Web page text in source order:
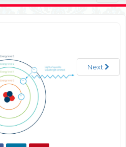
o
n
a
Next